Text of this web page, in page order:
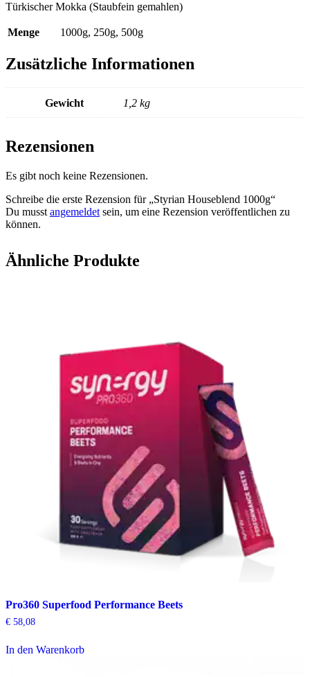
Türkischer Mokka (Staubfein gemahlen)
Menge 1000g, 250g, 500g
Zusätzliche Informationen
Gewicht 1,2 kg
Rezensionen
Es gibt noch keine Rezensionen.
Schreibe die erste Rezension für „Styrian Houseblend 1000g“
Du musst angemeldet sein, um eine Rezension veröffentlichen zu
können.
Ähnliche Produkte
Pro360 Superfood Performance Beets
€ 58,08
In den Warenkorb